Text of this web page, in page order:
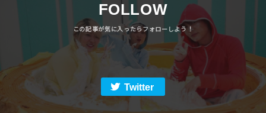
FOLLOW
Twitter